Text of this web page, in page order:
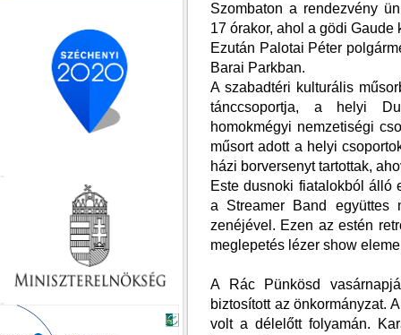
Szombaton a rendezvény
17 órakor, ahol a gödi Gaude
Ezután Palotai Péter
Barai Parkban.
A szabadtéri kulturális
tánccsoportja, a helyi
homokmégyi nemzetiségi
műsort adott a helyi
házi borversenyt tartottak,
Este dusnoki fiatalokból álló
a Streamer Band együttes
zenéjével. Ezen az estén
meglepetés lézer show
A Rác Pünkösd
biztosított az önkormányzat.
volt a délelőtt folyamán.